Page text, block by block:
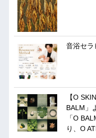
音浴セラ
【O
BALM」
「O
り、O